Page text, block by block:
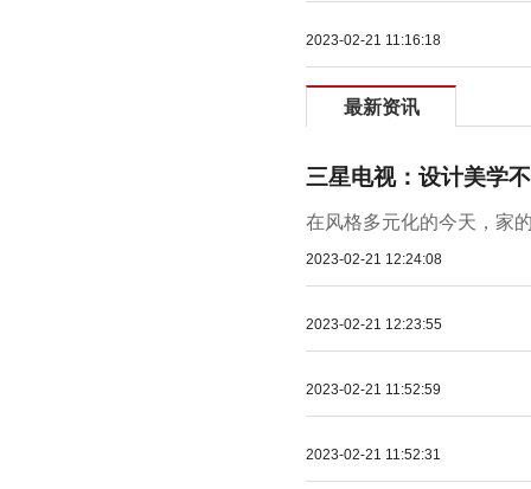
2023-02-21 11:16:18
最新资讯
三星电视：设计美学
在风格多元化的今天，家
2023-02-21 12:24:08
2023-02-21 12:23:55
2023-02-21 11:52:59
2023-02-21 11:52:31